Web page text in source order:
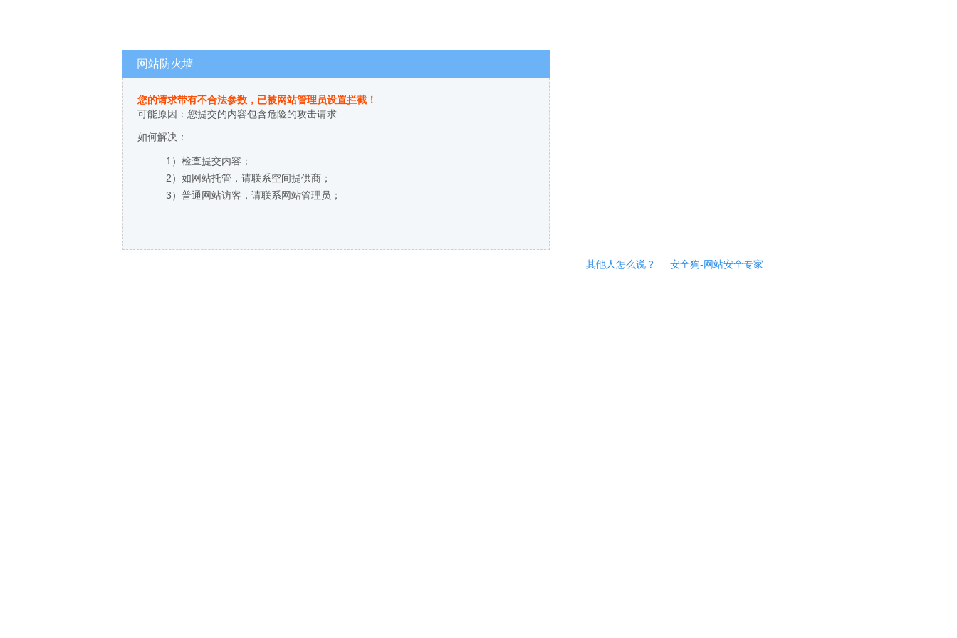
网站防火墙
您的请求带有不合法参数，已被网站管理员设置拦截！
可能原因：您提交的内容包含危险的攻击请求
如何解决：
1）检查提交内容；
2）如网站托管，请联系空间提供商；
3）普通网站访客，请联系网站管理员；
其他人怎么说？ 安全狗-网站安全专家